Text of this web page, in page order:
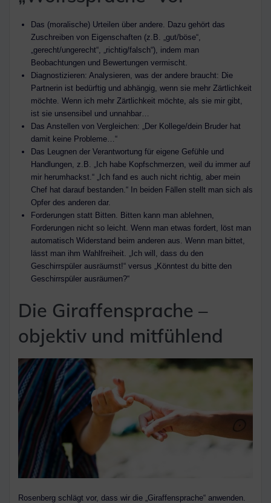
Das (moralische) Urteilen über andere. Dazu gehört das
Zuschreiben von Eigenschaften (z.B. „gut/böse“,
„gerecht/ungerecht“, „richtig/falsch“), indem man
Beobachtungen und Bewertungen vermischt.
Diagnostizieren: Analysieren, was der andere braucht: Die
Partnerin ist bedürftig und abhängig, wenn sie mehr Zärtlichkeit
möchte. Wenn ich mehr Zärtlichkeit möchte, als sie mir gibt,
ist sie unsensibel und unnahbar…
Das Anstellen von Vergleichen: „Der Kollege/dein Bruder hat
damit keine Probleme…“
Das Leugnen der Verantwortung für eigene Gefühle und
Handlungen, z.B. „Ich habe Kopfschmerzen, weil du immer auf
mir herumhackst.“ „Ich fand es auch nicht richtig, aber mein
Chef hat darauf bestanden.“ In beiden Fällen stellt man sich als
Opfer des anderen dar.
Forderungen statt Bitten. Bitten kann man ablehnen,
Forderungen nicht so leicht. Wenn man etwas fordert, löst man
automatisch Widerstand beim anderen aus. Wenn man bittet,
lässt man ihm Wahlfreiheit. „Ich will, dass du den
Geschirrspüler ausräumst!“ versus „Könntest du bitte den
Geschirrspüler ausräumen?“
Die Giraffensprache –
objektiv und mitfühlend
Rosenberg schlägt vor, dass wir die „Giraffensprache“ anwenden.